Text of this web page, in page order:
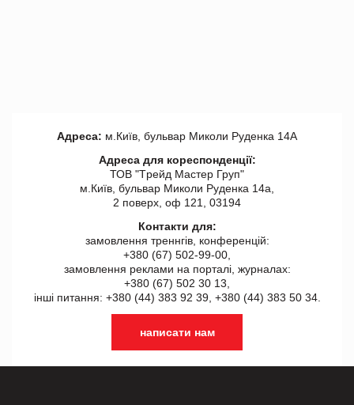
Адреса: м.Київ, бульвар Миколи Руденка 14А
Адреса для кореспонденції:
ТОВ "Tрейд Мастер Груп"
м.Київ, бульвар Миколи Руденка 14а,
2 поверх, оф 121, 03194
Контакти для:
замовлення треннгів, конференцій:
+380 (67) 502-99-00,
замовлення реклами на порталі, журналах:
+380 (67) 502 30 13,
інші питання: +380 (44) 383 92 39, +380 (44) 383 50 34.
написати нам